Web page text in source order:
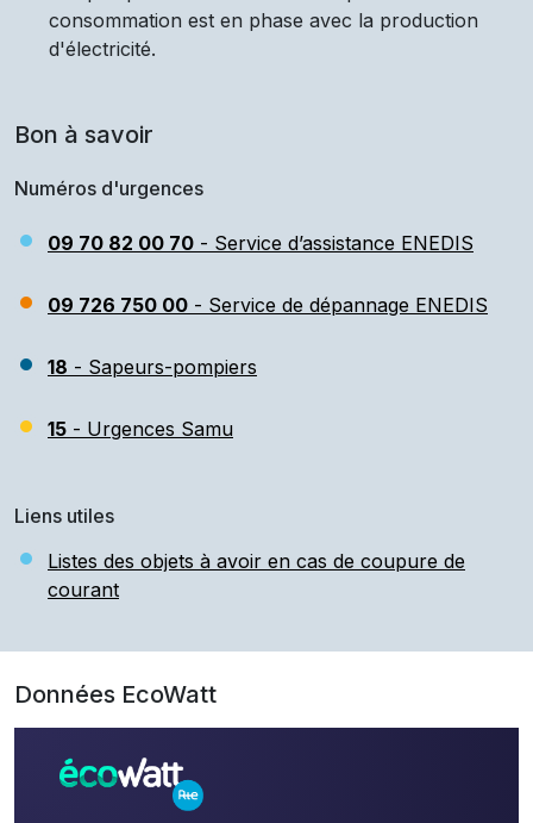
consommation est en phase avec la production
d'électricité.
Bon à savoir
Numéros d'urgences
09 70 82 00 70 - Service d’assistance ENEDIS
09 726 750 00 - Service de dépannage ENEDIS
18 - Sapeurs-pompiers
15 - Urgences Samu
Liens utiles
Listes des objets à avoir en cas de coupure de
courant
Données EcoWatt